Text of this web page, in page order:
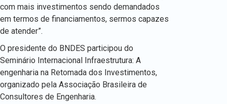
com mais investimentos sendo demandados
em termos de financiamentos, sermos capazes
de atender”.
O presidente do BNDES participou do
Seminário Internacional Infraestrutura: A
engenharia na Retomada dos Investimentos,
organizado pela Associação Brasileira de
Consultores de Engenharia.